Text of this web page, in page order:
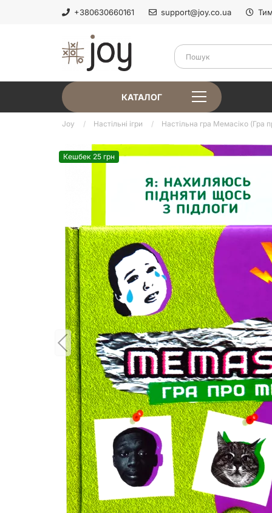
+380630660161 support@joy.co.ua
КАТАЛОГ
Joy Настільні ігри Настільна гра Мемасіко (Гра
Кешбек 25 грн